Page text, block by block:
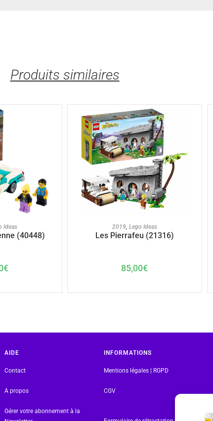
Produits similaires
PANIER
Ideas
(40448)
€
AJOUTER AU PANIER
2019, Lego Ideas
Les Pierrafeu (21316)
85,00€
AIDE
Contact
A propos
Gérer votre abonnement à la
INFORMATIONS
Mentions légales | RGPD
CGV